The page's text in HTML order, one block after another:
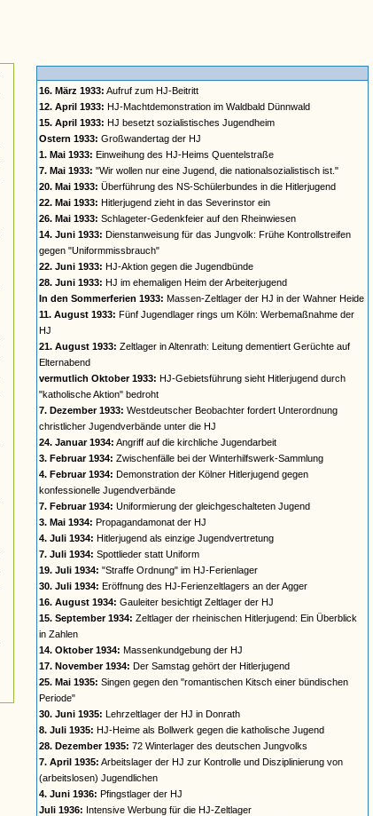
16. März 1933: Aufruf zum HJ-Beitritt
12. April 1933: HJ-Machtdemonstration im Waldbald Dünnwald
15. April 1933: HJ besetzt sozialistisches Jugendheim
Ostern 1933: Großwandertag der HJ
1. Mai 1933: Einweihung des HJ-Heims Quentelstraße
7. Mai 1933: "Wir wollen nur eine Jugend, die nationalsozialistisch ist."
20. Mai 1933: Überführung des NS-Schülerbundes in die Hitlerjugend
22. Mai 1933: Hitlerjugend zieht in das Severinstor ein
26. Mai 1933: Schlageter-Gedenkfeier auf den Rheinwiesen
14. Juni 1933: Dienstanweisung für das Jungvolk: Frühe Kontrollstreifen
gegen "Uniformmissbrauch"
22. Juni 1933: HJ-Aktion gegen die Jugendbünde
28. Juni 1933: HJ im ehemaligen Heim der Arbeiterjugend
In den Sommerferien 1933: Massen-Zeltlager der HJ in der Wahner Heide
11. August 1933: Fünf Jugendlager rings um Köln: Werbemaßnahme der
HJ
21. August 1933: Zeltlager in Altenrath: Leitung dementiert Gerüchte auf
Elternabend
vermutlich Oktober 1933: HJ-Gebietsführung sieht Hitlerjugend durch
"katholische Aktion" bedroht
7. Dezember 1933: Westdeutscher Beobachter fordert Unterordnung
christlicher Jugendverbände unter die HJ
24. Januar 1934: Angriff auf die kirchliche Jugendarbeit
3. Februar 1934: Zwischenfälle bei der Winterhilfswerk-Sammlung
4. Februar 1934: Demonstration der Kölner Hitlerjugend gegen
konfessionelle Jugendverbände
7. Februar 1934: Uniformierung der gleichgeschalteten Jugend
3. Mai 1934: Propagandamonat der HJ
4. Juli 1934: Hitlerjugend als einzige Jugendvertretung
7. Juli 1934: Spottlieder statt Uniform
19. Juli 1934: "Straffe Ordnung" im HJ-Ferienlager
30. Juli 1934: Eröffnung des HJ-Ferienzeltlagers an der Agger
16. August 1934: Gauleiter besichtigt Zeltlager der HJ
15. September 1934: Zeltlager der rheinischen Hitlerjugend: Ein Überblick
in Zahlen
14. Oktober 1934: Massenkundgebung der HJ
17. November 1934: Der Samstag gehört der Hitlerjugend
25. Mai 1935: Singen gegen den "romantischen Kitsch einer bündischen
Periode"
30. Juni 1935: Lehrzeltlager der HJ in Donrath
8. Juli 1935: HJ-Heime als Bollwerk gegen die katholische Jugend
28. Dezember 1935: 72 Winterlager des deutschen Jungvolks
7. April 1935: Arbeitslager der HJ zur Kontrolle und Disziplinierung von
(arbeitslosen) Jugendlichen
4. Juni 1936: Pfingstlager der HJ
Juli 1936: Intensive Werbung für die HJ-Zeltlager